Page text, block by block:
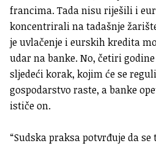
francima. Tada nisu riješili i
koncentrirali na tadašnje
je uvlačenje i eurskih kredita
udar na banke. No, četiri
sljedeći korak, kojim će se
gospodarstvo raste, a banke
ističe on.
“Sudska praksa potvrđuje da